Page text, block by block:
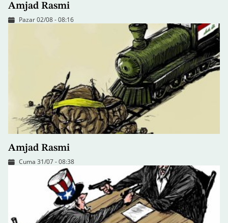
Amjad Rasmi
Pazar 02/08 - 08:16
Amjad Rasmi
Cuma 31/07 - 08:38